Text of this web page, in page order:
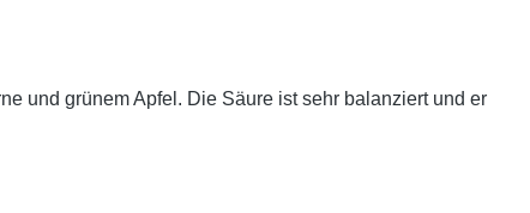
und grünem Apfel. Die Säure ist sehr balanziert und er